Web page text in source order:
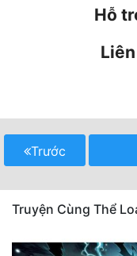
Phong Thủy - Tâm Linh
Sắc
Hỗ
Trước
Truyện Cùng Thể